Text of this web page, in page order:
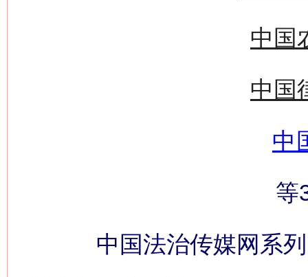
中国
中国
中
等
中国法治传媒网系列